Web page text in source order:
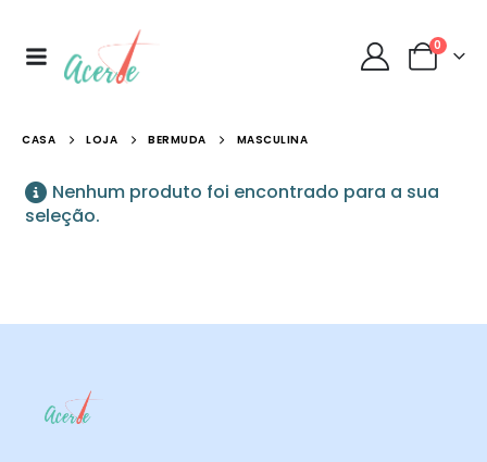
0
CASA LOJA BERMUDA MASCULINA
Nenhum produto foi encontrado para a sua
seleção.